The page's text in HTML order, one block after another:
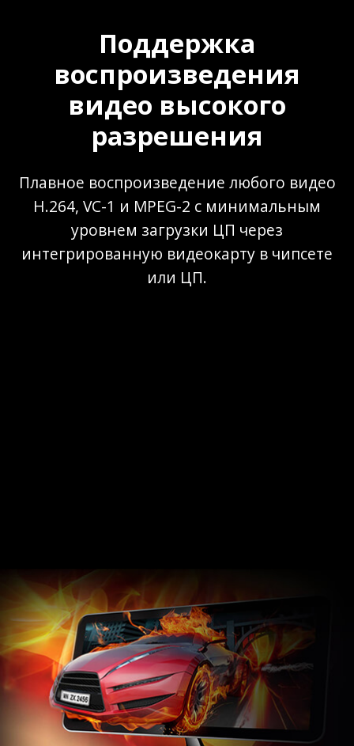
Поддержка
воспроизведения
видео высокого
разрешения
Плавное воспроизведение любого видео
H.264, VC-1 и MPEG-2 с минимальным
уровнем загрузки ЦП через
интегрированную видеокарту в чипсете
или ЦП.